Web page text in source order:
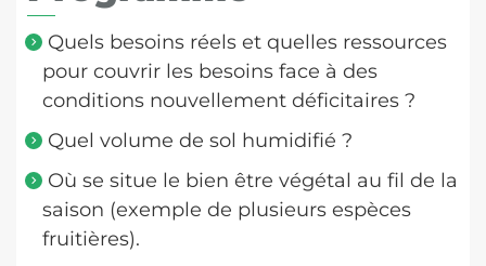
Quels besoins réels et quelles ressources
pour couvrir les besoins face à des
conditions nouvellement déficitaires ?
Quel volume de sol humidifié ?
Où se situe le bien être végétal au fil de la
saison (exemple de plusieurs espèces
fruitières).